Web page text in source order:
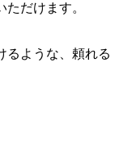
だけます。
ような、頼れる